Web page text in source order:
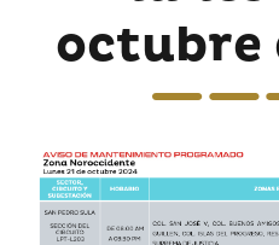
octubre